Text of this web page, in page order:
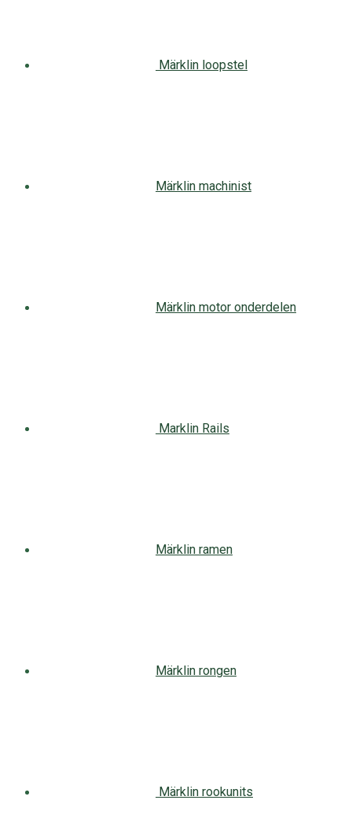
Märklin loopstel
Märklin machinist
Märklin motor onderdelen
Marklin Rails
Märklin ramen
Märklin rongen
Märklin rookunits